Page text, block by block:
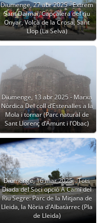
Diumenge, 27 abr 2025 - Extrem
Sant Dalmai, Capçalera del riu
Onyar, Volcà de la Crosa, Sant
Llop (La Selva)
Diumenge, 13 abr 2025 - Marxa
Nòrdica Del coll d’Estenalles a la
Mola i tornar (Parc natural de
Sant Llorenç d’Amunt i l’Obac)
Diumenge, 16 mar 2025 - Tots
Diada del Soci opció A Camí del
Riu Segre: Parc de la Mitjana de
Lleida, la Nòria d'Albatàrrec (Pla
de Lleida)